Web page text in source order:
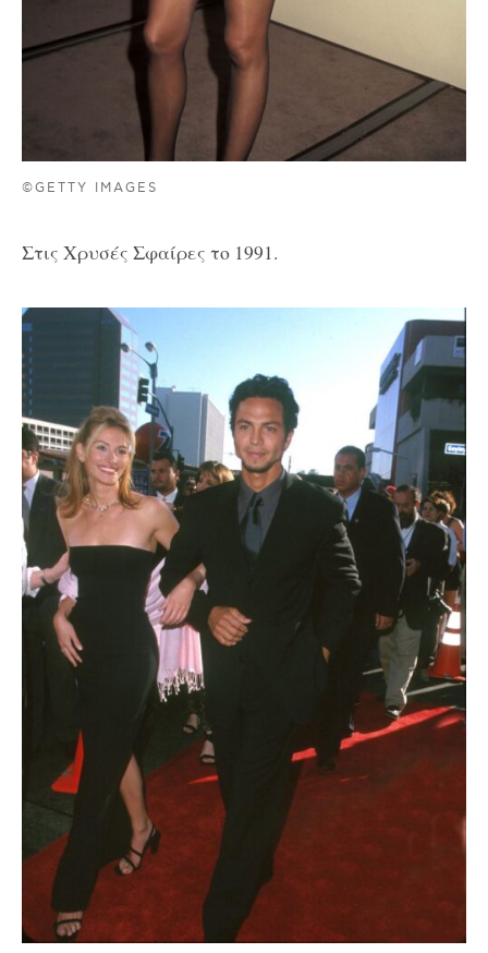
©GETTY IMAGES
Στις Χρυσές Σφαίρες το 1991.